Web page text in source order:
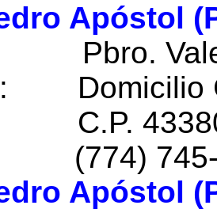
Apóstol
Pbro.
Domicilio
(774) 745-
Apóstol